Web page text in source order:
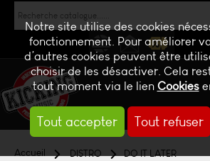
Notre site utilise des cookies
fonctionnement. Pour améliorer
d’autres cookies peuvent être
choisir de les désactiver. Cela
tout moment via le lienCookies
Tout accepter Tout refuser
NEWS CONTACTBILLETTERIE
Accueil DISTRO DO IT LATER